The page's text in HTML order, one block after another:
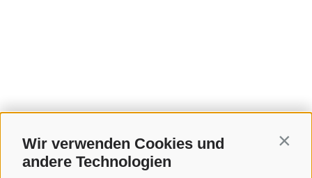
Wir verwenden Cookies und
andere Technologien